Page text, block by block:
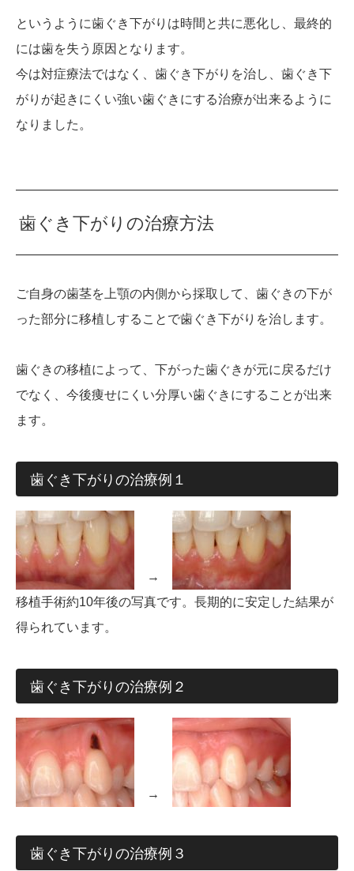
というように歯ぐき下がりは時間と共に悪化し、最終的
には歯を失う原因となります。
今は対症療法ではなく、歯ぐき下がりを治し、歯ぐき下
がりが起きにくい強い歯ぐきにする治療が出来るように
なりました。
歯ぐき下がりの治療方法
ご自身の歯茎を上顎の内側から採取して、歯ぐきの下が
った部分に移植しすることで歯ぐき下がりを治します。
歯ぐきの移植によって、下がった歯ぐきが元に戻るだけ
でなく、今後痩せにくい分厚い歯ぐきにすることが出来
ます。
歯ぐき下がりの治療例１
→
移植手術約10年後の写真です。長期的に安定した結果が
得られています。
歯ぐき下がりの治療例２
→
歯ぐき下がりの治療例３